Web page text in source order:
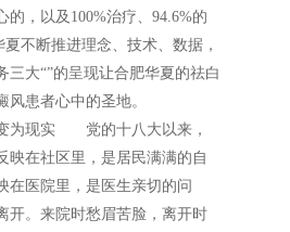
的，以及100%治疗、94.6%的
不断推进理念、技术、数据，
三大“”的呈现让合肥华夏的祛白
风患者心中的圣地。
现实 党的十八大以来，
映在社区里，是居民满满的自
在医院里，是医生亲切的问
开。来院时愁眉苦脸，离开时